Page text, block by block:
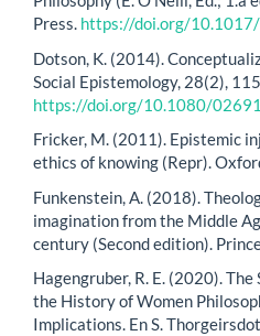
Press. https://doi.org/
Dotson, K. (2014).
Social Epistemology, 28(2),
https://doi.org/10.1080/
Fricker, M. (2011). Epistemic
ethics of knowing (Repr).
Funkenstein, A. (2018).
imagination from the Middle
century (Second edition).
Hagengruber, R. E. (2020).
the History of Women
Implications. En S.